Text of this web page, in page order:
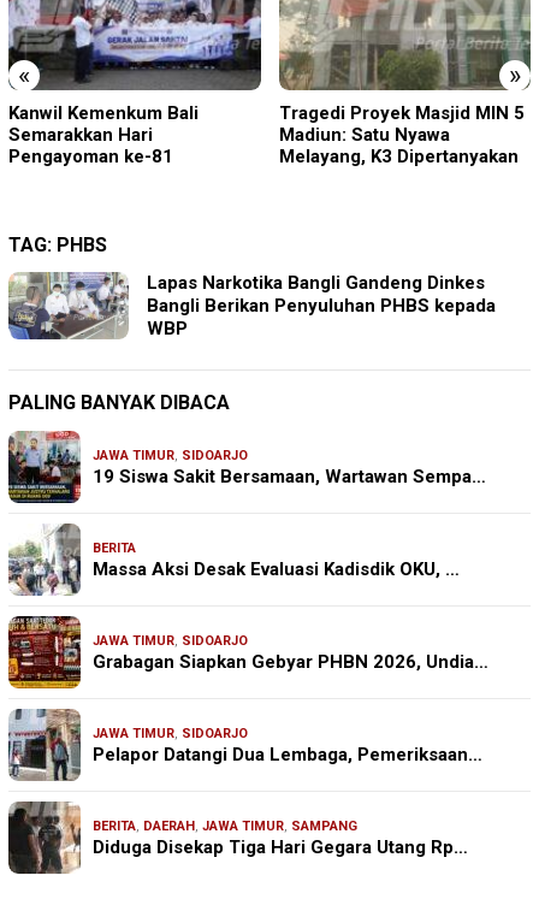
« »
Tragedi Proyek Masjid MIN 5
Madiun: Satu Nyawa
Melayang, K3 Dipertanyakan
KA BIAS Terhenti, Lima KA
Ikut Terdampak, KAI Daop 7
Gerak Cepat Pulihkan
TAG: PHBS
Lapas Narkotika Bangli Gandeng Dinkes
Bangli Berikan Penyuluhan PHBS kepada
WBP
PALING BANYAK DIBACA
JAWA TIMUR, SIDOARJO
19 Siswa Sakit Bersamaan, Wartawan Sempa…
BERITA
Massa Aksi Desak Evaluasi Kadisdik OKU, …
JAWA TIMUR, SIDOARJO
Grabagan Siapkan Gebyar PHBN 2026, Undia…
JAWA TIMUR, SIDOARJO
Pelapor Datangi Dua Lembaga, Pemeriksaan…
BERITA, DAERAH, JAWA TIMUR, SAMPANG
Diduga Disekap Tiga Hari Gegara Utang Rp…